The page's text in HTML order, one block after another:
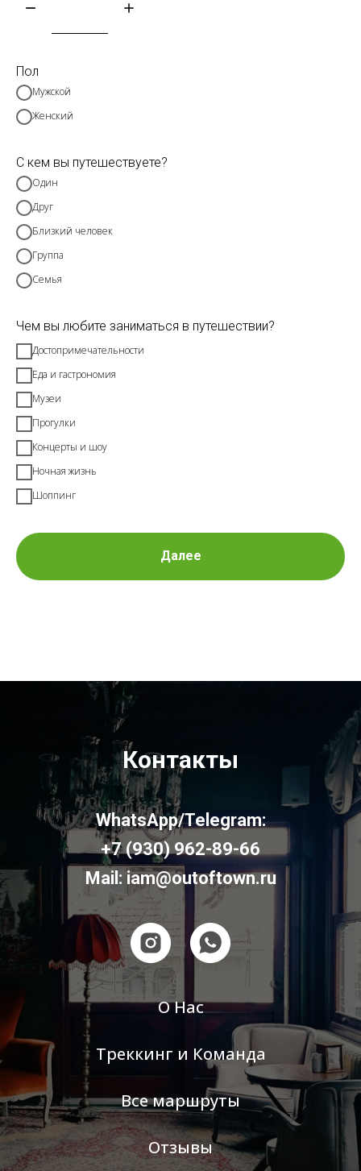
Пол
Мужской
Женский
С кем вы путешествуете?
Один
Друг
Близкий человек
Группа
Семья
Чем вы любите заниматься в путешествии?
Достопримечательности
Еда и гастрономия
Музеи
Прогулки
Концерты и шоу
Ночная жизнь
Шоппинг
Далее
Контакты
WhatsApp/Telegram:
+7 (930) 962-89-66
Mail: iam@outoftown.ru
О Нас
Треккинг и Команда
Все маршруты
Отзывы